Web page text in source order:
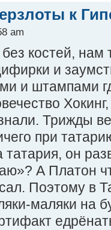
к
am
костей,
и
и штампами
Трижды
при
татария, он
А Платон
Поэтому в
маляки на